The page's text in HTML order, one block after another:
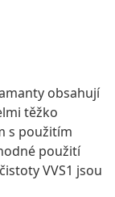
obsahují
těžko
s použitím
použití
VVS1 jsou